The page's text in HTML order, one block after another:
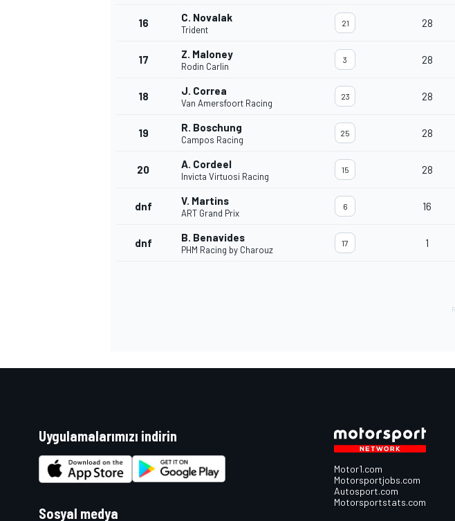
16 C. Novalak
Trident
21 28
17 Z. Maloney
Rodin Carlin
3 28
18 J. Correa
Van Amersfoort Racing
23 28
19 R. Boschung
Campos Racing
25 28
20 A. Cordeel
Invicta Virtuosi Racing
15 28
dnf V. Martins
ART Grand Prix
6 16
dnf B. Benavides
PHM Racing by Charouz
17 1
Uygulamalarımızı indirin
Sosyal medya
Motor1.com
Motorsportjobs.com
Autosport.com
Motorsportstats.com